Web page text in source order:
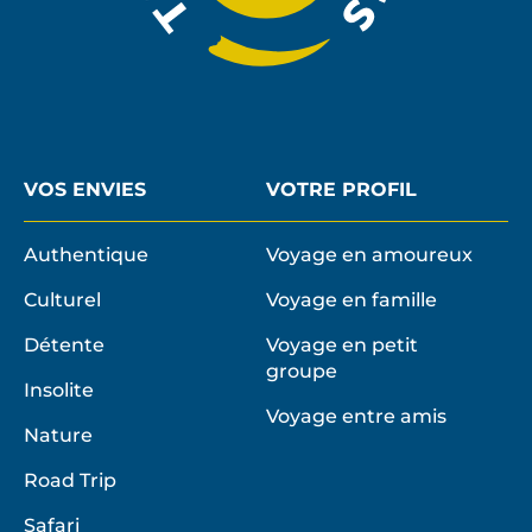
VOS ENVIES
Authentique
Culturel
Détente
Insolite
Nature
Road Trip
Safari
VOTRE PROFIL
Voyage en amoureux
Voyage en famille
Voyage en petit
groupe
Voyage entre amis